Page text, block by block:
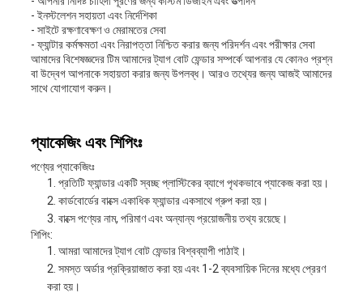
- ইনস্টলেশন সহায়তা এবং নির্দেশিকা
- সাইটে রক্ষণাবেক্ষণ ও মেরামতের সেবা
- ফ্যান্টার কর্মক্ষমতা এবং নিরাপত্তা নিশ্চিত করার জন্য পরিদর্শন এবং পরীক্ষার সেবা
আমাদের বিশেষজ্ঞদের টিম আমাদের ট্যাগ বোট ফেন্ডার সম্পর্কে আপনার যে কোনও প্রশ্ন
বা উদ্বেগ আপনাকে সহায়তা করার জন্য উপলব্ধ। আরও তথ্যের জন্য আজই আমাদের
সাথে যোগাযোগ করুন।
প্যাকেজিং এবং শিপিংঃ
পণ্যের প্যাকেজিংঃ
প্রতিটি ফ্যান্ডার একটি স্বচ্ছ প্লাস্টিকের ব্যাগে পৃথকভাবে প্যাকেজ করা হয়।
কার্ডবোর্ডের বাক্সে একাধিক ফ্যান্ডার একসাথে গ্রুপ করা হয়।
বাক্সে পণ্যের নাম, পরিমাণ এবং অন্যান্য প্রয়োজনীয় তথ্য রয়েছে।
শিপিং:
আমরা আমাদের ট্যাগ বোট ফেন্ডার বিশ্বব্যাপী পাঠাই।
সমস্ত অর্ডার প্রক্রিয়াজাত করা হয় এবং 1-2 ব্যবসায়িক দিনের মধ্যে প্রেরণ
করা হয়।